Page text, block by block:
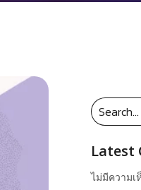
Latest
ไม่มีความเ